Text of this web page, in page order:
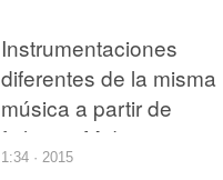
Instrumentaciones
diferentes de la misma
música a partir de
ficheros Midi.
1:34 · 2015